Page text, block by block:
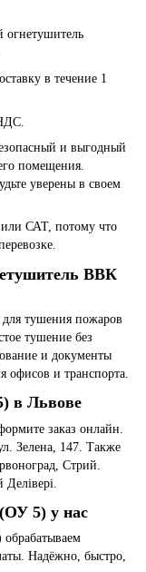
в течение 1
и выгодный
помещения.
уверены в своем
или САТ, потому что
ВВК
тушения пожаров
тушение без
и документы
и транспорта.
в Львове
заказ онлайн.
Зелена, 147. Также
Стрий.
5) у нас
Надёжно, быстро,